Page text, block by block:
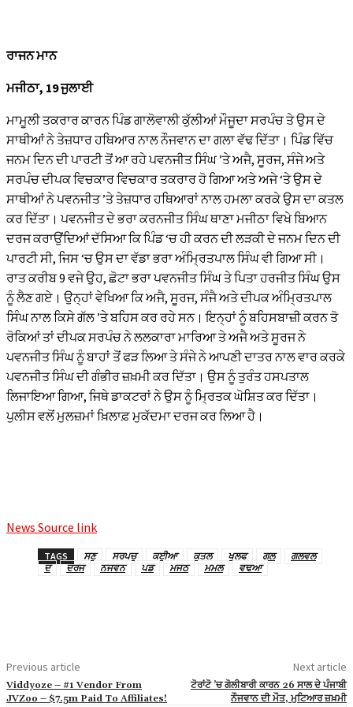
ਰਾਜਨ ਮਾਨ
ਮਜੀਠਾ, 19 ਜੁਲਾਈ
ਮਾਮੂਲੀ ਤਕਰਾਰ ਕਾਰਨ ਪਿੰਡ ਗਾਲੋਵਾਲੀ ਕੁੱਲੀਆਂ ਮੌਜੂਦਾ ਸਰਪੰਚ ਤੇ ਉਸ ਦੇ
ਸਾਥੀਆਂ ਨੇ ਤੇਜ਼ਧਾਰ ਹਥਿਆਰ ਨਾਲ ਨੌਜਵਾਨ ਦਾ ਗਲਾ ਵੱਢ ਦਿੱਤਾ। ਪਿੰਡ ਵਿੱਚ
ਜਨਮ ਦਿਨ ਦੀ ਪਾਰਟੀ ਤੋਂ ਆ ਰਹੇ ਪਵਨਜੀਤ ਸਿੰਘ ’ਤੇ ਅਜੈ, ਸੂਰਜ, ਸੰਜੇ ਅਤੇ
ਸਰਪੰਚ ਦੀਪਕ ਵਿਚਕਾਰ ਵਿਚਕਾਰ ਤਕਰਾਰ ਹੋ ਗਿਆ ਅਤੇ ਅਜੇ ‘ਤੇ ਉਸ ਦੇ
ਸਾਥੀਆਂ ਨੇ ਪਵਨਜੀਤ ’ਤੇ ਤੇਜ਼ਧਾਰ ਹਥਿਆਰਾਂ ਨਾਲ ਹਮਲਾ ਕਰਕੇ ਉਸ ਦਾ ਕਤਲ
ਕਰ ਦਿੱਤਾ। ਪਵਨਜੀਤ ਦੇ ਭਰਾ ਕਰਨਜੀਤ ਸਿੰਘ ਥਾਣਾ ਮਜੀਠਾ ਵਿਖੇ ਬਿਆਨ
ਦਰਜ ਕਰਾਉਂਦਿਆਂ ਦੱਸਿਆ ਕਿ ਪਿੰਡ ‘ਚ ਹੀ ਕਰਨ ਦੀ ਲੜਕੀ ਦੇ ਜਨਮ ਦਿਨ ਦੀ
ਪਾਰਟੀ ਸੀ, ਜਿਸ ‘ਚ ਉਸ ਦਾ ਵੱਡਾ ਭਰਾ ਅੰਮ੍ਰਿਤਪਾਲ ਸਿੰਘ ਵੀ ਗਿਆ ਸੀ।
ਰਾਤ ਕਰੀਬ 9 ਵਜੇ ਉਹ, ਛੋਟਾ ਭਰਾ ਪਵਨਜੀਤ ਸਿੰਘ ਤੇ ਪਿਤਾ ਹਰਜੀਤ ਸਿੰਘ ਉਸ
ਨੂੰ ਲੈਣ ਗਏ। ਉਨ੍ਹਾਂ ਵੇਖਿਆ ਕਿ ਅਜੈ, ਸੂਰਜ, ਸੰਜੈ ਅਤੇ ਦੀਪਕ ਅੰਮ੍ਰਿਤਪਾਲ
ਸਿੰਘ ਨਾਲ ਕਿਸੇ ਗੱਲ ’ਤੇ ਬਹਿਸ ਕਰ ਰਹੇ ਸਨ। ਇਨ੍ਹਾਂ ਨੂੰ ਬਹਿਸਬਾਜ਼ੀ ਕਰਨ ਤੋ
ਰੋਕਿਆਂ ਤਾਂ ਦੀਪਕ ਸਰਪੰਚ ਨੇ ਲਲਕਾਰਾ ਮਾਰਿਆ ਤੇ ਅਜੈ ਅਤੇ ਸੂਰਜ ਨੇ
ਪਵਨਜੀਤ ਸਿੰਘ ਨੂੰ ਬਾਹਾਂ ਤੋਂ ਫੜ ਲਿਆ ਤੇ ਸੰਜੇ ਨੇ ਆਪਣੀ ਦਾਤਰ ਨਾਲ ਵਾਰ ਕਰਕੇ
ਪਵਨਜੀਤ ਸਿੰਘ ਦੀ ਗੰਭੀਰ ਜ਼ਖ਼ਮੀ ਕਰ ਦਿੱਤਾ। ਉਸ ਨੂੰ ਤੁਰੰਤ ਹਸਪਤਾਲ
ਲਿਜਾਇਆ ਗਿਆ, ਜਿਥੇ ਡਾਕਟਰਾਂ ਨੇ ਉਸ ਨੂੰ ਮ੍ਰਿਤਕ ਘੋਸ਼ਿਤ ਕਰ ਦਿੱਤਾ।
ਪੁਲੀਸ ਵਲੋਂ ਮੁਲਜ਼ਮਾਂ ਖ਼ਿਲਾਫ਼ ਮੁਕੱਦਮਾ ਦਰਜ ਕਰ ਲਿਆ ਹੈ।
News Source link
TAGS ਸਣ ਸਰਪਚ ਕਈਆ ਕਤਲ ਖਲਫ ਗਲ
ਗਲਵਲ
ਦ
ਦਰਜ ਨਜਵਨ ਪਡ ਮਜਠ ਮਮਲ ਵਢਆ
Previous article
Viddyoze – #1 Vendor From
JVZoo – $7.5m Paid To Affiliates!
Next article
ਟੋਰਾਂਟੋ ’ਚ ਗੋਲੀਬਾਰੀ ਕਾਰਨ 26 ਸਾਲ ਦੇ ਪੰਜਾਬੀ
ਨੌਜਵਾਨ ਦੀ ਮੌਤ, ਮੁਟਿਆਰ ਜ਼ਖ਼ਮੀ